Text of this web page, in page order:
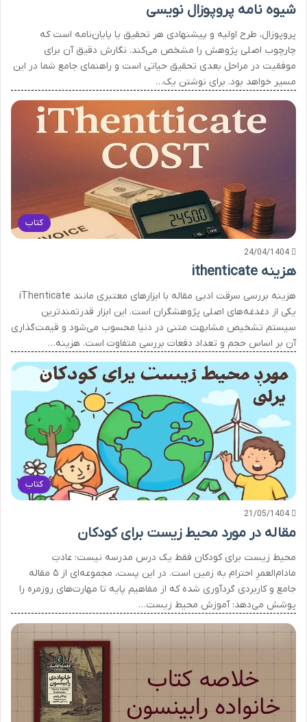
شیوه نامه پروپوزال نویسی
پروپوزال، طرح اولیه و پیشنهادی هر تحقیق یا پایان‌نامه است که
چارچوب اصلی پژوهش را مشخص می‌کند. نگارش دقیق آن برای
موفقیت در مراحل بعدی تحقیق حیاتی است و راهنمای جامع شما در این
مسیر خواهد بود. برای نوشتن یک…
کتاب
24/04/1404
هزینه ithenticate
هزینه بررسی سرقت ادبی مقاله با ابزارهای معتبری مانند iThenticate
یکی از دغدغه‌های اصلی پژوهشگران است. این ابزار قدرتمندترین
سیستم تشخیص مشابهت متنی در دنیا محسوب می‌شود و قیمت‌گذاری
آن بر اساس حجم و تعداد دفعات بررسی متفاوت است. هزینه…
کتاب
21/05/1404
مقاله در مورد محیط زیست برای کودکان
محیط زیست برای کودکان فقط یک درس مدرسه نیست؛ عادتِ
مادام‌العمرِ احترام به زمین است. در این پست، مجموعه‌ای از ۵ مقاله
جامع و کاربردی گردآوری شده که از مفاهیم پایه تا مهارت‌های روزمره را
پوشش می‌دهد: آموزش محیط زیست…